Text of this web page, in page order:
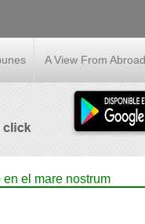
A View From Abroad
el mare nostrum